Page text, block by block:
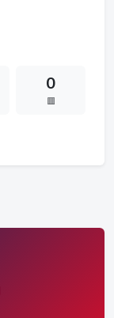
0
🟥